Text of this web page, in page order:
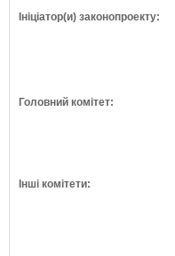
Ініціатор(и) законопроекту:
Головний комітет:
Інші комітети: